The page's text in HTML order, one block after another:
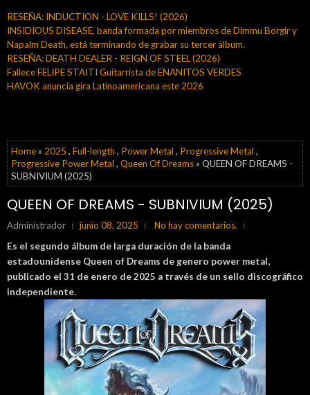
RESEÑA: INDUCTION - LOVE KILLS! (2026)
INSIDIOUS DISEASE, banda formada por miembros de Dimmu Borgir y
Napalm Death, está terminando de grabar su tercer álbum.
RESEÑA: DEATH DEALER - REIGN OF STEEL (2026)
Fallece FELIPE STAITI Guitarrista de ENANITOS VERDES
HAVOK anuncia gira Latinoamericana este 2026
Home» 2025 , Full-length , Power Metal , Progressive Metal ,
Progressive Power Metal , Queen Of Dreams» QUEEN OF DREAMS -
SUBNIVIUM (2025)
QUEEN OF DREAMS - SUBNIVIUM (2025)
Administrador junio 08, 2025
No hay comentarios.
Es el segundo álbum de larga duración de la banda
estadounidense Queen of Dreams de genero power metal,
publicado el 31 de enero de 2025 a través de un sello discográfico
independiente.